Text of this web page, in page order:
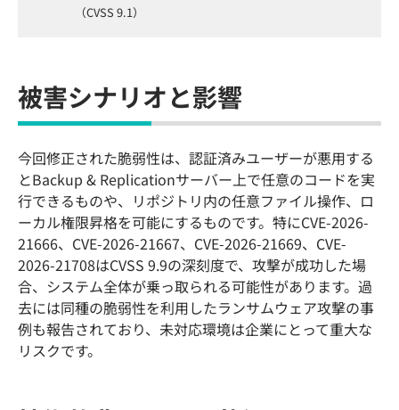
（CVSS 9.1）
被害シナリオと影響
今回修正された脆弱性は、認証済みユーザーが悪用する
とBackup & Replicationサーバー上で任意のコードを実
行できるものや、リポジトリ内の任意ファイル操作、ロ
ーカル権限昇格を可能にするものです。特にCVE-2026-
21666、CVE-2026-21667、CVE-2026-21669、CVE-
2026-21708はCVSS 9.9の深刻度で、攻撃が成功した場
合、システム全体が乗っ取られる可能性があります。過
去には同種の脆弱性を利用したランサムウェア攻撃の事
例も報告されており、未対応環境は企業にとって重大な
リスクです。